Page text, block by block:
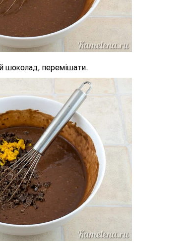
шоколад, перемішати.